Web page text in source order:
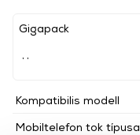
Gigapack
Kompatibilis modell
Mobiltelefon tok típusa